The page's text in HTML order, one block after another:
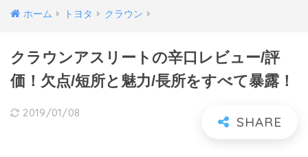
ホーム トヨタ クラウン
クラウンアスリートの辛口レビュー/評
価！欠点/短所と魅力/長所をすべて暴露！
2019/01/08